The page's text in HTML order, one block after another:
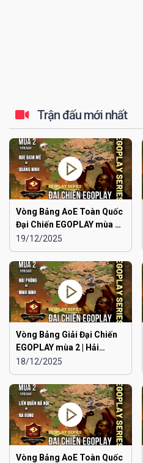
Trận đấu mới nhất
Vòng Bảng AoE Toàn Quốc
Đại Chiến EGOPLAY mùa 2 |
Aoe Đam Mê vs Quảng
Ninh
19/12/2025
Vòng Bảng Giải Đại Chiến
EGOPLAY mùa 2 | Hải
Phòng vs Ninh Bình
18/12/2025
Vòng Bảng AoE Toàn Quốc